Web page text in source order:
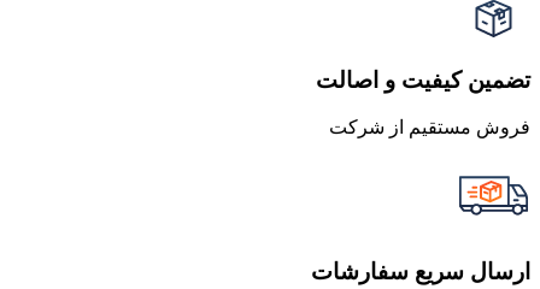
تضمین کیفیت و اصالت
فروش مستقیم از شرکت
ارسال سریع سفارشات